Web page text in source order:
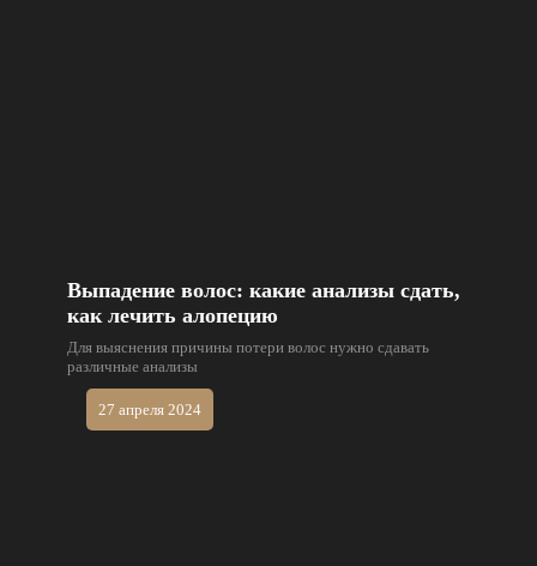
Выпадение волос: какие анализы сдать,
как лечить алопецию
Для выяснения причины потери волос нужно сдавать
различные анализы
27 апреля 2024